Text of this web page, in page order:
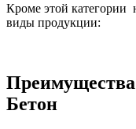
Кроме этой
виды продукции:
Преимущества
Бетон